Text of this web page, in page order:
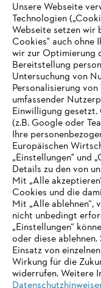
Informationen für
Produkte
Kontakt
Karriere
AUSZEICHNUNGEN
Unsere Webseite
Technologien
Webseite setzen wir
Cookies" auch ohne
wir zur Optimierung
Bereitstellung
Untersuchung von
Personalisierung
umfassender
Einwilligung
(z.B. Google oder
Ihre
Europäischen
„Einstellungen" und
Details zu den von
Mit „Alle
Cookies und die
Mit „Alle ablehnen“,
nicht unbedingt
„Einstellungen“
oder diese
Einsatz von
Wirkung für die
widerrufen. Weitere